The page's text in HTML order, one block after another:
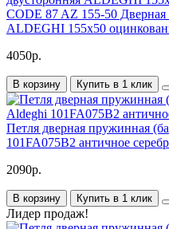
CODE 87 AZ 155-50 Дверная
ALDEGHI 155x50
4050р.
В корзину Купить в 1 клик
Петля дверная пружинная
101FA075B2 античное
2090р.
В корзину Купить в 1 клик
Лидер продаж!